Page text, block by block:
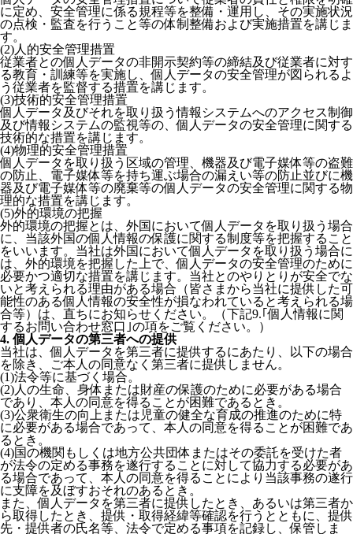
に定め、安全管理に係る規程等を整備・運用し、その実施状況
の点検・監査を行うこと等の体制整備および実施措置を講じま
す。
(2)人的安全管理措置
従業者との個人データの非開示契約等の締結及び従業者に対す
る教育・訓練等を実施し、個人データの安全管理が図られるよ
う従業者を監督する措置を講じます。
(3)技術的安全管理措置
個人データ及びそれを取り扱う情報システムへのアクセス制御
及び情報システムの監視等の、個人データの安全管理に関する
技術的な措置を講じます。
(4)物理的安全管理措置
個人データを取り扱う区域の管理、機器及び電子媒体等の盗難
の防止、電子媒体等を持ち運ぶ場合の漏えい等の防止並びに機
器及び電子媒体等の廃棄等の個人データの安全管理に関する物
理的な措置を講じます。
(5)外的環境の把握
外的環境の把握とは、外国において個人データを取り扱う場合
に、当該外国の個人情報の保護に関する制度等を把握すること
をいいます。当社は外国において個人データを取り扱う場合に
は、外的環境を把握した上で、個人データの安全管理のために
必要かつ適切な措置を講じます。当社とのやりとりが安全でな
いと考えられる理由がある場合（皆さまから当社に提供した可
能性のある個人情報の安全性が損なわれていると考えられる場
合等）は、直ちにお知らせください。（下記9.｢個人情報に関
するお問い合わせ窓口｣の項をご覧ください。）
4. 個人データの第三者への提供
当社は、個人データを第三者に提供するにあたり、以下の場合
を除き、ご本人の同意なく第三者に提供しません。
(1)法令等に基づく場合。
(2)人の生命、身体または財産の保護のために必要がある場合
であり、本人の同意を得ることが困難であるとき。
(3)公衆衛生の向上または児童の健全な育成の推進のために特
に必要がある場合であって、本人の同意を得ることが困難であ
るとき。
(4)国の機関もしくは地方公共団体またはその委託を受けた者
が法令の定める事務を遂行することに対して協力する必要があ
る場合であって、本人の同意を得ることにより当該事務の遂行
に支障を及ぼすおそれのあるとき。
また、個人データを第三者に提供したとき、あるいは第三者か
ら取得したとき、提供・取得経緯等確認を行うとともに、提供
先・提供者の氏名等、法令で定める事項を記録し、保管しま